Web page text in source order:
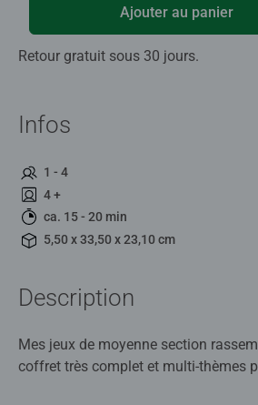
Ajouter au panier
Retour gratuit sous 30 jours.
Infos
1 - 4
4 +
ca. 15 - 20 min
5,50 x 33,50 x 23,10 cm
Description
Mes jeux de moyenne section
coffret très complet et multi-thèmes